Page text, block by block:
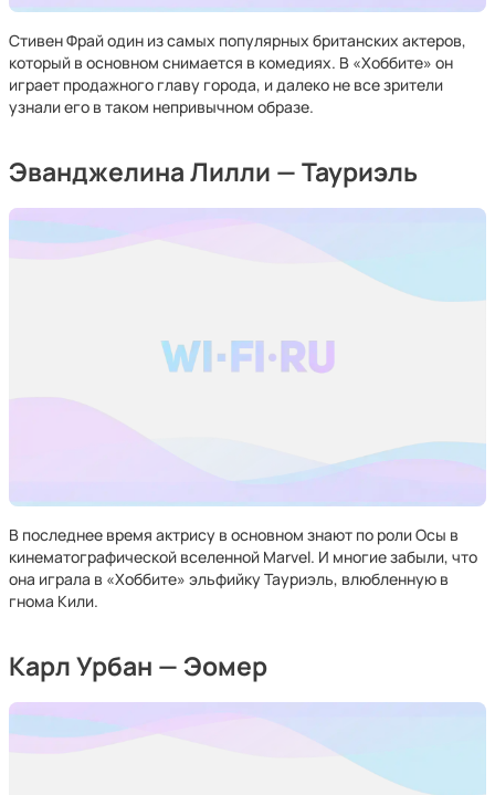
Стивен Фрай один из самых популярных британских актеров,
который в основном снимается в комедиях. В «Хоббите» он
играет продажного главу города, и далеко не все зрители
узнали его в таком непривычном образе.
Эванджелина Лилли — Тауриэль
В последнее время актрису в основном знают по роли Осы в
кинематографической вселенной Marvel. И многие забыли, что
она играла в «Хоббите» эльфийку Тауриэль, влюбленную в
гнома Кили.
Карл Урбан — Эомер